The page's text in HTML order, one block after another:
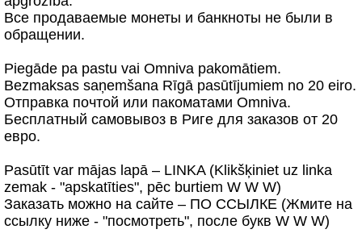
Все продаваемые монеты и банкноты не были в
обращении.
Piegāde pa pastu vai Omniva pakomātiem.
Bezmaksas saņemšana Rīgā pasūtījumiem no 20 eiro.
Отправка почтой или пакоматами Omniva.
Бесплатный самовывоз в Риге для заказов от 20
евро.
Pasūtīt var mājas lapā – LINKA (Klikšķiniet uz linka
zemak - "apskatīties", pēc burtiem W W W)
Заказать можно на сайте – ПО ССЫЛКЕ (Жмите на
ссылку ниже - "посмотреть", после букв W W W)